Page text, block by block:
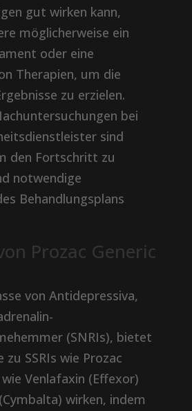
gut wirken kann,
möglicherweise ein
oder eine
Therapien, um die
zu erzielen.
bei
sind
den Fortschritt zu
notwendige
Behandlungsplans
Prozac Generic
von Antidepressiva,
(SNRIs), bietet
SSRIs wie Prozac
wie Venlafaxin (Effexor)
wirken, indem